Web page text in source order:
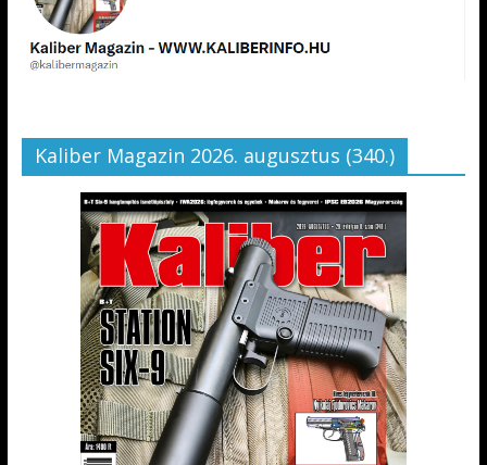
Kaliber Magazin 2026. augusztus (340.)